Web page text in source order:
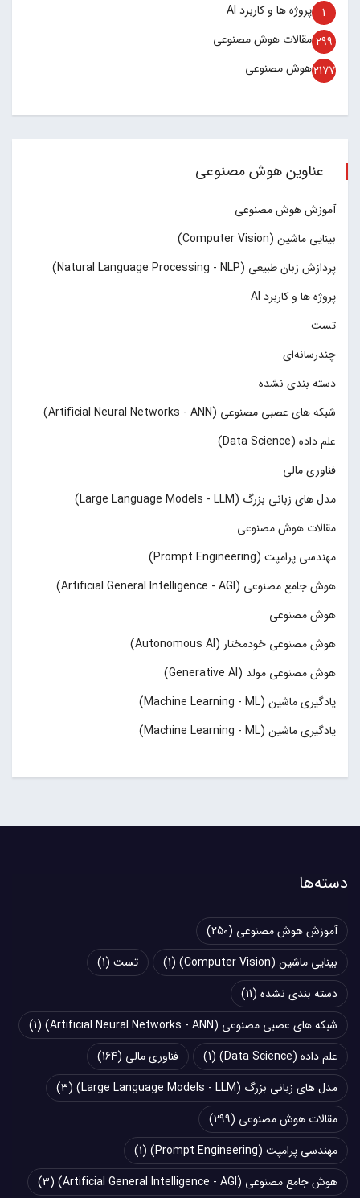
پروژه ها و کاربرد AI 1
مقالات هوش مصنوعی 299
هوش مصنوعی2177
عناوین هوش مصنوعی
آموزش هوش مصنوعی
بینایی ماشین (Computer Vision)
پردازش زبان طبیعی (Natural Language Processing - NLP)
پروژه ها و کاربرد AI
تست
چند‌‌رسانه‌ای
دسته بندی نشده
شبکه های عصبی مصنوعی (Artificial Neural Networks - ANN)
علم داده (Data Science)
فناوری مالی
مدل های زبانی بزرگ (Large Language Models - LLM)
مقالات هوش مصنوعی
مهندسی پرامپت (Prompt Engineering)
هوش جامع مصنوعی (Artificial General Intelligence - AGI)
هوش مصنوعی
هوش مصنوعی خودمختار (Autonomous AI)
هوش مصنوعی مولد (Generative AI)
یادگیری ماشین (Machine Learning - ML)
یادگیری ماشین (Machine Learning - ML)
دسته‌ها
آموزش هوش مصنوعی (250)
بینایی ماشین (Computer Vision)
(1) تست (1)
دسته بندی نشده (11)
شبکه های عصبی مصنوعی (Artificial Neural Networks - ANN)
(1)
علم داده (Data Science)
(1) فناوری مالی (164)
مدل های زبانی بزرگ (Large Language Models - LLM)
(3)
مقالات هوش مصنوعی (299)
مهندسی پرامپت (Prompt Engineering)
(1)
هوش جامع مصنوعی (Artificial General Intelligence - AGI)
(3)